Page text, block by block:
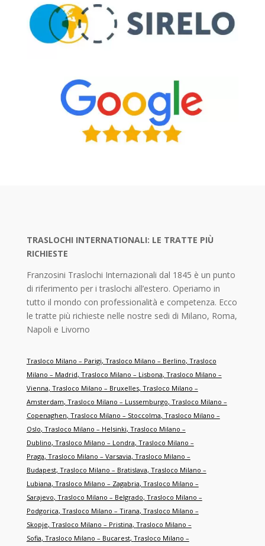
TRASLOCHI INTERNATIONALI: LE TRATTE PIÙ
RICHIESTE
Franzosini Traslochi Internazionali dal 1845 è un punto
di riferimento per i traslochi all’estero. Operiamo in
tutto il mondo con professionalità e competenza. Ecco
le tratte più richieste nelle nostre sedi di Milano, Roma,
Napoli e Livorno
Trasloco Milano – Parigi, Trasloco Milano – Berlino, Trasloco
Milano – Madrid, Trasloco Milano – Lisbona, Trasloco Milano –
Vienna, Trasloco Milano – Bruxelles, Trasloco Milano –
Amsterdam, Trasloco Milano – Lussemburgo, Trasloco Milano –
Copenaghen, Trasloco Milano – Stoccolma, Trasloco Milano –
Oslo, Trasloco Milano – Helsinki, Trasloco Milano –
Dublino, Trasloco Milano – Londra, Trasloco Milano –
Praga, Trasloco Milano – Varsavia, Trasloco Milano –
Budapest, Trasloco Milano – Bratislava, Trasloco Milano –
Lubiana, Trasloco Milano – Zagabria, Trasloco Milano –
Sarajevo, Trasloco Milano – Belgrado, Trasloco Milano –
Podgorica, Trasloco Milano – Tirana, Trasloco Milano –
Skopje, Trasloco Milano – Pristina, Trasloco Milano –
Sofia, Trasloco Milano – Bucarest, Trasloco Milano –